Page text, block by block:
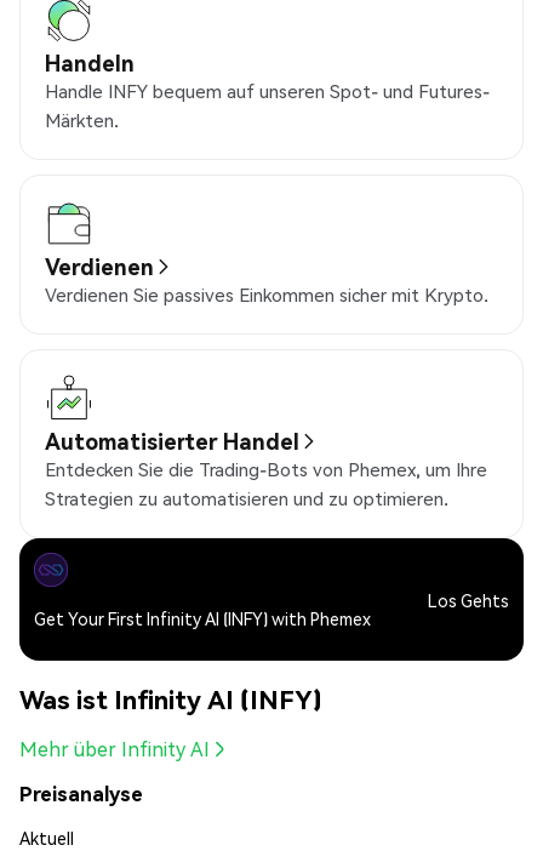
Handeln
Handle INFY bequem auf unseren Spot- und Futures-
Märkten.
Verdienen
Verdienen Sie passives Einkommen sicher mit Krypto.
Automatisierter Handel
Entdecken Sie die Trading-Bots von Phemex, um Ihre
Strategien zu automatisieren und zu optimieren.
Get Your First Infinity AI (INFY) with Phemex
Los Gehts
Was ist Infinity AI (INFY)
Mehr über Infinity AI
Preisanalyse
Aktuell